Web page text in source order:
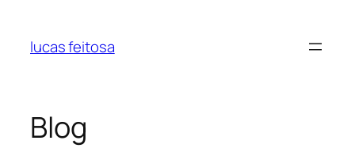
lucas feitosa
Blog